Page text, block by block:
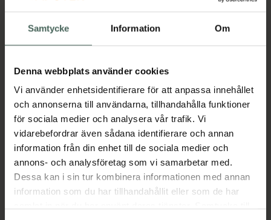
Samtycke Information Om
Denna webbplats använder cookies
Vi använder enhetsidentifierare för att anpassa innehållet
och annonserna till användarna, tillhandahålla funktioner
för sociala medier och analysera vår trafik. Vi
vidarebefordrar även sådana identifierare och annan
information från din enhet till de sociala medier och
annons- och analysföretag som vi samarbetar med.
Dessa kan i sin tur kombinera informationen med annan
information som du har tillhandahållit eller som de har
strålande, fyllig och ungdomlig hud. NIVEA
Epicelline®, en banbrytande ingrediens inom
epigenetisk vetenskap, som påverkar cellulär
funktioner. Tack vare att serumet också
innehåller tre typer av hyaluronsyra, som ger
intensiv återfuktning och plumpande effekt,
är serumet banbrytande och är NIVEAs
senaste innovation inom anti-aging. Med sin
effektiva formula motverkar serumet 10
tecken på åldrande**, inklusive rynkor, förlust
av elasticitet och ojämn hudton, och är
lämpligt för alla hudtyper, vilket säkerställer
att alla kan njuta av dess unika fördelar.